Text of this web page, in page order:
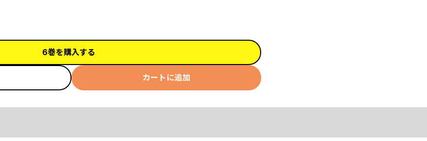
6巻を購入する
カートに追加